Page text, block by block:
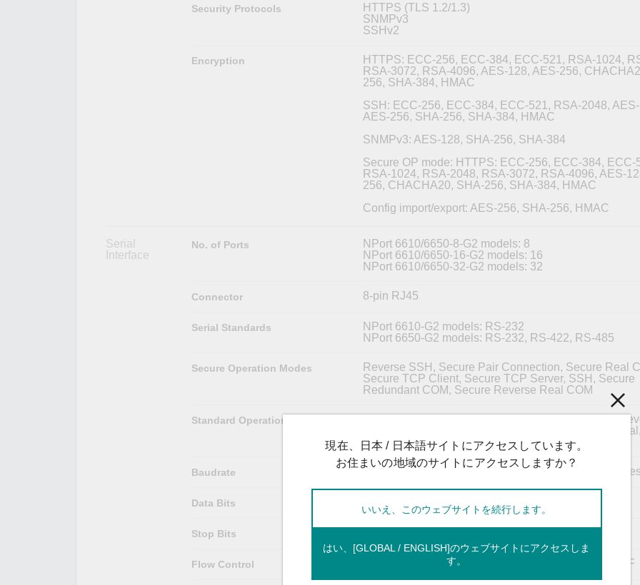
Security Protocols
HTTPS (TLS 1.2/1.3)
SNMPv3
SSHv2
Encryption
HTTPS: ECC-256, ECC-384, ECC-521, RSA-1024,
RSA-3072, RSA-4096, AES-128, AES-256,
256, SHA-384, HMAC
SSH: ECC-256, ECC-384, ECC-521, RSA-2048,
AES-256, SHA-256, SHA-384, HMAC
SNMPv3: AES-128, SHA-256, SHA-384
Secure OP mode: HTTPS: ECC-256, ECC-384, ECC-
RSA-1024, RSA-2048, RSA-3072, RSA-4096, AES-
256, CHACHA20, SHA-256, SHA-384, HMAC
Config import/export: AES-256, SHA-256, HMAC
Serial
Interface
No. of Ports
NPort 6610/6650-8-G2 models: 8
NPort 6610/6650-16-G2 models: 16
NPort 6610/6650-32-G2 models: 32
Connector 8-pin RJ45
Serial Standards
NPort 6610-G2 models: RS-232
NPort 6650-G2 models: RS-232, RS-422, RS-485
Secure Operation Modes
Reverse SSH, Secure Pair Connection, Secure Real
Secure TCP Client, Secure TCP Server, SSH, Secure
Redundant COM, Secure Reverse Real COM
Standard Operation Modes
Disabled, Pair Connection, SLIP, PPP, Real COM,
Terminal, RFC2217, TCP Client, TCP Server,
Redundant COM, Reverse Real COM
Baudrate 50 bps to 921.6 kbps (supports non-standard
Data Bits
Stop Bits
Flow Control None, RTS/CTS, DTR/DSR, RTS Toggle, XON/XOFF
現在、日本 / 日本語サイトにアクセスしています。
お住まいの地域のサイトにアクセスしますか？
いいえ、このウェブサイトを続行します。
はい、[GLOBAL / ENGLISH]のウェブサイトにアクセスしま
す。